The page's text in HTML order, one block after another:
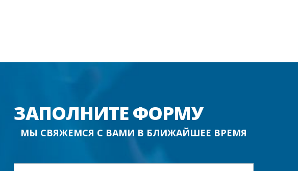
ЗАПОЛНИТЕ ФОРМУ
МЫ СВЯЖЕМСЯ С ВАМИ В БЛИЖАЙШЕЕ ВРЕМЯ